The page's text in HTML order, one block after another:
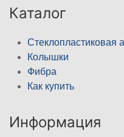
Каталог
Стеклопластиковая
Колышки
Фибра
Как купить
Информация